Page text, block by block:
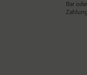
Bar